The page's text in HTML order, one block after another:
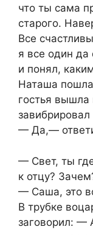
что ты сама
старого.
Все
я все один да
и понял,
Наташа пошла
гостья вышла
— Да,—
— Свет, ты
к отцу?
— Саша, это
В трубке
заговорил: —